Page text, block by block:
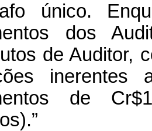
único.
dos
de Auditor,
inerentes
de